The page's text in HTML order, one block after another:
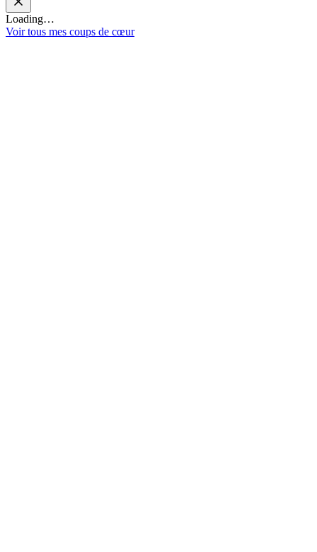
Loading…
Voir tous mes coups de cœur